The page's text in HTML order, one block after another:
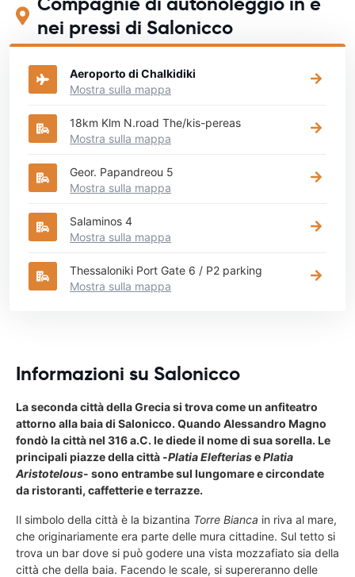
nei pressi di Salonicco
Aeroporto di Chalkidiki
Mostra sulla mappa
18km Klm N.road The/kis-pereas
Mostra sulla mappa
Geor. Papandreou 5
Mostra sulla mappa
Salaminos 4
Mostra sulla mappa
Thessaloniki Port Gate 6 / P2 parking
Mostra sulla mappa
Informazioni su Salonicco
La seconda città della Grecia si trova come un anfiteatro
attorno alla baia di Salonicco. Quando Alessandro Magno
fondò la città nel 316 a.C. le diede il nome di sua sorella. Le
principali piazze della città -Platia ElefteriasePlatia
Aristotelous- sono entrambe sul lungomare e circondate
da ristoranti, caffetterie e terrazze.
Il simbolo della città è la bizantina Torre Bianca in riva al mare,
che originariamente era parte delle mura cittadine. Sul tetto si
trova un bar dove si può godere una vista mozzafiato sia della
città che della baia. Facendo le scale, si supereranno delle